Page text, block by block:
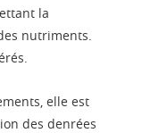
la
nutriments.
elle est
des denrées